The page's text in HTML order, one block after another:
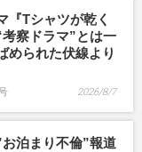
『Tシャツが乾く
察ドラマ”とは一
められた伏線より
2026/8/7
泊まり不倫”報道